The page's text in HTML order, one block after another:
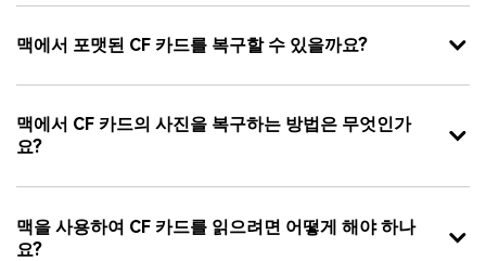
맥에서 포맷된 CF 카드를 복구할 수 있을까요?
맥에서 CF 카드의 사진을 복구하는 방법은 무엇인가
요?
맥을 사용하여 CF 카드를 읽으려면 어떻게 해야 하나
요?